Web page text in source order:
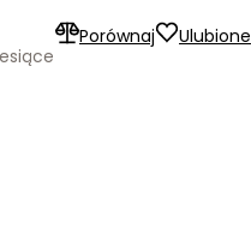
Porównaj Ulubione